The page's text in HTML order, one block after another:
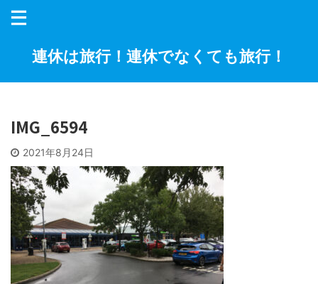
連休は旅行！連休でなくても旅行！
IMG_6594
2021年8月24日